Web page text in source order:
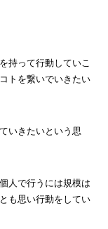
持って行動していこ
トを繋いでいきたい
いきたいという思
人で行うには規模は
も思い行動をしてい